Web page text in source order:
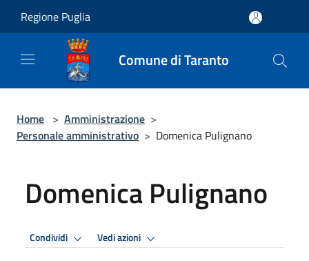
Regione Puglia
Comune di Taranto
Home > Amministrazione >
Personale amministrativo > Domenica Pulignano
Domenica Pulignano
Condividi Vedi azioni